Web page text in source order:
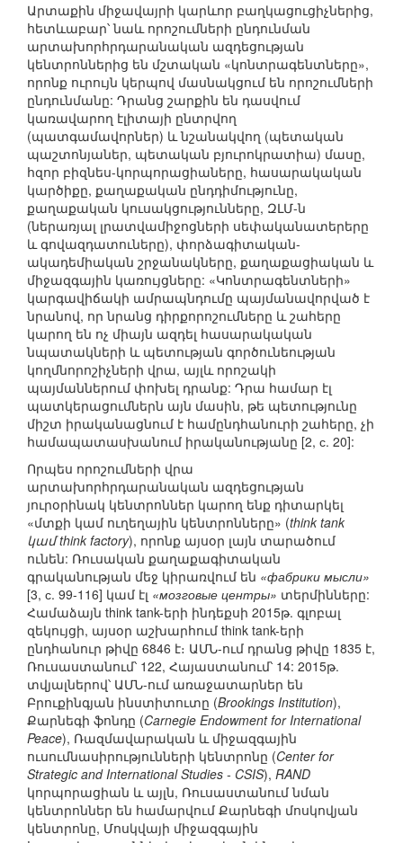
Արտաքին միջավայրի կարևոր բաղկացուցիչներից,
հետևաբար՝ նաև որոշումների ընդունման
արտախորհրդարանական ազդեցության
կենտրոններից են մշտական «կոնտրագենտները»,
որոնք ուրույն կերպով մասնակցում են որոշումների
ընդունմանը: Դրանց շարքին են դասվում
կառավարող էլիտայի ընտրվող
(պատգամավորներ) և նշանակվող (պետական
պաշտոնյաներ, պետական բյուրոկրատիա) մասը,
հզոր բիզնես-կորպորացիաները, հասարակական
կարծիքը, քաղաքական ընդդիմությունը,
քաղաքական կուսակցությունները, ԶԼՄ-ն
(ներառյալ լրատվամիջոցների սեփականատերերը
և գովազդատուները), փորձագիտական-
ակադեմիական շրջանակները, քաղաքացիական և
միջազգային կառույցները: «Կոնտրագենտների»
կարգավիճակի ամրապնդումը պայմանավորված է
նրանով, որ նրանց դիրքորոշումները և շահերը
կարող են ոչ միայն ազդել հասարակական
նպատակների և պետության գործունեության
կողմնորոշիչների վրա, այլև որոշակի
պայմաններում փոխել դրանք: Դրա համար էլ
պատկերացումներն այն մասին, թե պետությունը
միշտ իրականացնում է համընդհանուրի շահերը, չի
համապատասխանում իրականությանը [2, с. 20]:
Որպես որոշումների վրա
արտախորհրդարանական ազդեցության
յուրօրինակ կենտրոններ կարող ենք դիտարկել
«մտքի կամ ուղեղային կենտրոնները» (think tank
կամ think factory), որոնք այսօր լայն տարածում
ունեն: Ռուսական քաղաքագիտական
գրականության մեջ կիրառվում են «фабрики мысли»
[3, с. 99-116] կամ էլ «мозговые центры» տերմինները:
Համաձայն think tank-երի ինդեքսի 2015թ. գլոբալ
զեկույցի, այսօր աշխարհում think tank-երի
ընդհանուր թիվը 6846 է։ ԱՄՆ-ում դրանց թիվը 1835 է,
Ռուսաստանում՝ 122, Հայաստանում՝ 14: 2015թ.
տվյալներով՝ ԱՄՆ-ում առաջատարներ են
Բրուքինգյան ինստիտուտը (Brookings Institution),
Քարնեգի ֆոնդը (Carnegie Endowment for International
Peace), Ռազմավարական և միջազգային
ուսումնասիրությունների կենտրոնը (Center for
Strategic and International Studies - CSIS), RAND
կորպորացիան և այլն, Ռուսաստանում նման
կենտրոններ են համարվում Քարնեգի մոսկովյան
կենտրոնը, Մոսկվայի միջազգային